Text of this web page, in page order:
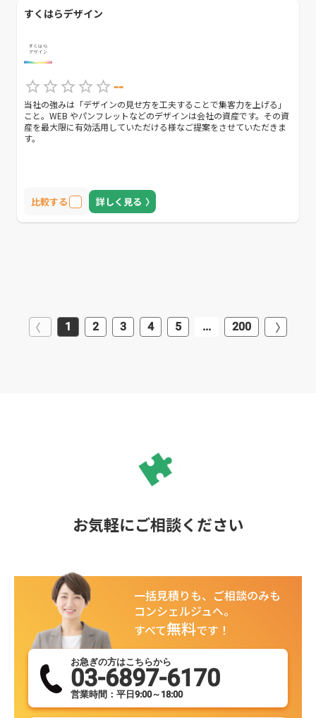
フォローをしてほしい」方にもおすすめです。
すくはらデザイン
--
当社の強みは「デザインの見せ方を工夫することで集客力を上げる」
こと。WEB やパンフレットなどのデザインは会社の資産です。その資
産を最大限に有効活用していただける様なご提案をさせていただきま
す。
比較する 詳しく見る
1 2 3 4 5 ... 200
お気軽にご相談ください
一括見積りも、ご相談のみも
コンシェルジュへ。
すべて無料です！
お急ぎの方はこちらから
03-6897-6170
営業時間：平日9:00～18:00